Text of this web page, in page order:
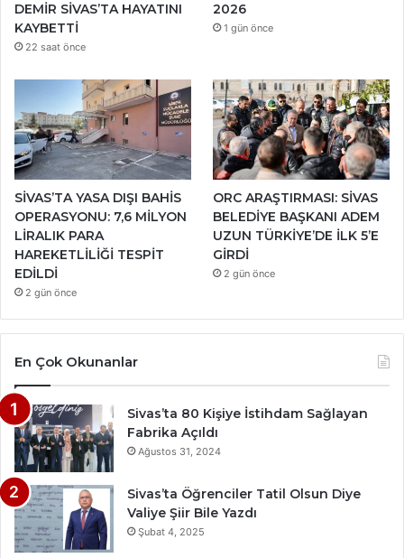
DEMİR SİVAS’TA HAYATINI
KAYBETTİ
22 saat önce
2026
1 gün önce
SİVAS’TA YASA DIŞI BAHİS
OPERASYONU: 7,6 MİLYON
LİRALIK PARA
HAREKETLİLİĞİ TESPİT
EDİLDİ
2 gün önce
ORC ARAŞTIRMASI: SİVAS
BELEDİYE BAŞKANI ADEM
UZUN TÜRKİYE’DE İLK 5’E
GİRDİ
2 gün önce
En Çok Okunanlar
Sivas’ta 80 Kişiye İstihdam Sağlayan
Fabrika Açıldı
Ağustos 31, 2024
Sivas’ta Öğrenciler Tatil Olsun Diye
Valiye Şiir Bile Yazdı
Şubat 4, 2025